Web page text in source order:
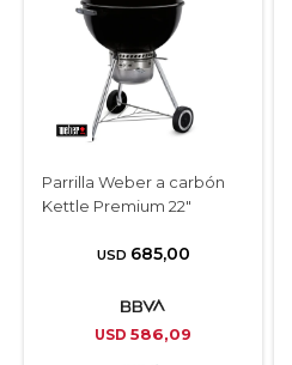
Parrilla Weber a carbón
Kettle Premium 22″
USD 685,00
USD 586,09